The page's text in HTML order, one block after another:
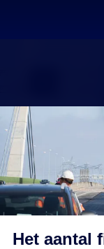
Het aantal